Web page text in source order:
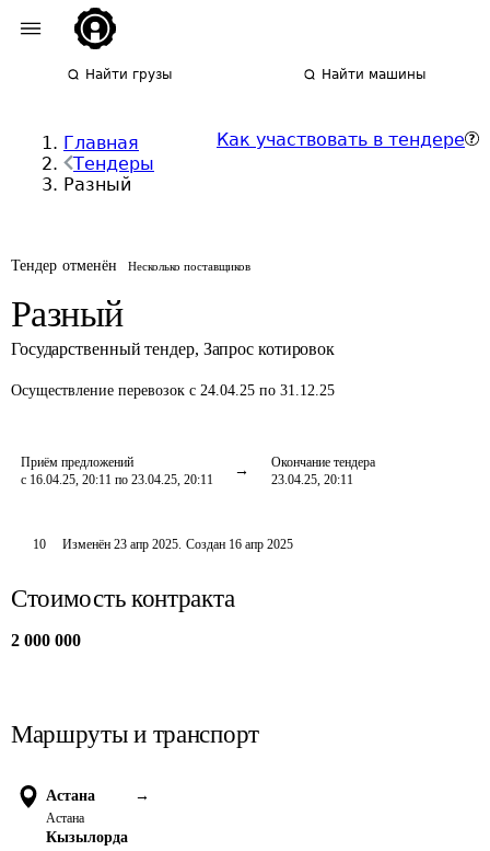
Найти грузы Найти машины
Главная
Тендеры
Разный
Как участвовать в тендере
Тендер отменён Несколько поставщиков
Разный
Государственный тендер, Запрос котировок
Осуществление перевозок с 24.04.25 по 31.12.25
Приём предложений
с 16.04.25, 20:11 по 23.04.25, 20:11
Окончание тендера
23.04.25, 20:11
10 Изменён23 апр 2025. Создан 16 апр 2025
Стоимость контракта
2 000 000
Маршруты и транспорт
Астана →
Астана
Кызылорда